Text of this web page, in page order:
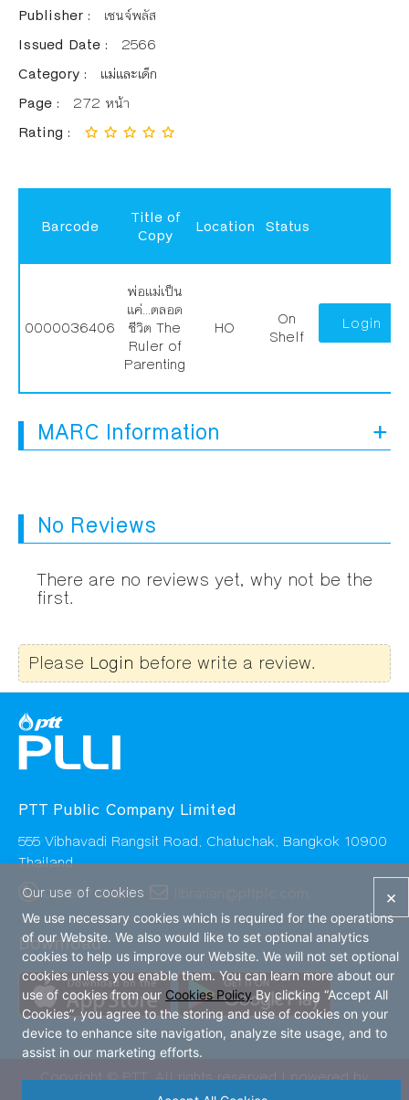
Publisher :
เชนจ์พลัส
Issued Date :
2566
Category :
แม่และเด็ก
Page :
272 หน้า
Rating :
Barcode
Title of
Copy
Location Status
0000036406
พ่อแม่เป็น
เเค่...ตลอด
ชีวิต The
Ruler of
Parenting
HO
On
Shelf
Login
MARC Information
No Reviews
There are no reviews yet, why not be the
first.
Please Login before write a review.
PTT Public Company Limited
555 Vibhavadi Rangsit Road, Chatuchak, Bangkok 10900
Thailand
02-537-2425
Download
Copyright © PTT. All rights reserved | powered by
Bookdose Co., Ltd. |Cookies Policy
Our use of cookies
We use necessary cookies which is required for the operations
of our Website. We also would like to set optional analytics
cookies to help us improve our Website. We will not set optional
cookies unless you enable them. You can learn more about our
use of cookies from our Cookies Policy By clicking “Accept All
Cookies”, you agree to the storing and use of cookies on your
device to enhance site navigation, analyze site usage, and to
assist in our marketing efforts.
×